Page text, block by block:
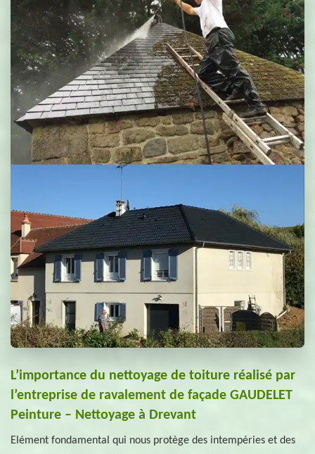
L’importance du nettoyage de toiture réalisé par
l’entreprise de ravalement de façade GAUDELET
Peinture – Nettoyage à Drevant
Elément fondamental qui nous protège des intempéries et des